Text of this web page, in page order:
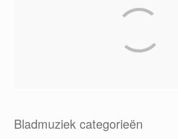
Bladmuziek categorieën